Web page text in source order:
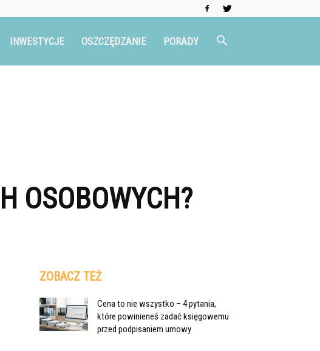
INWESTYCJE OSZCZĘDZANIE PORADY
OSOBOWYCH?
ZOBACZ TEŻ
Cena to nie wszystko – 4 pytania,
które powinieneś zadać księgowemu
przed podpisaniem umowy